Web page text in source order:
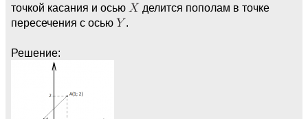
точкой касания и осью
делится пополам в точке
пересечения с осью
.
Решение: